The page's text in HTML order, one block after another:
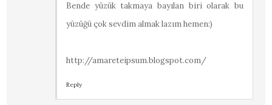
Bende yüzük takmaya bayılan biri olarak bu
yüzüğü çok sevdim almak lazım hemen:)
http://amareteipsum.blogspot.com/
Reply